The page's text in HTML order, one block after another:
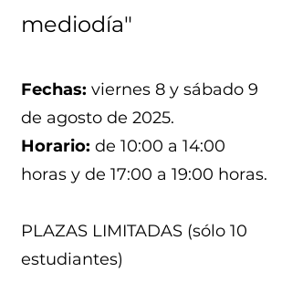
mediodía"
Fechas: viernes 8 y sábado 9
de agosto de 2025.
Horario: de 10:00 a 14:00
horas y de 17:00 a 19:00 horas.
PLAZAS LIMITADAS (sólo 10
estudiantes)